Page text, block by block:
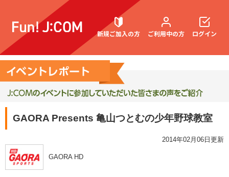
新規ご加入の方 ご利用中の方
契約内容確認・変更
お困りごと解決・よくあるご質問
ログイン
GAORA Presents 亀山つとむの少年野球教室
2014年02月06日更新
GAORA HD